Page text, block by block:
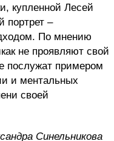
купленной Лесей
портрет –
По мнению
не проявляют свой
послужат примером
и ментальных
своей
Синельникова